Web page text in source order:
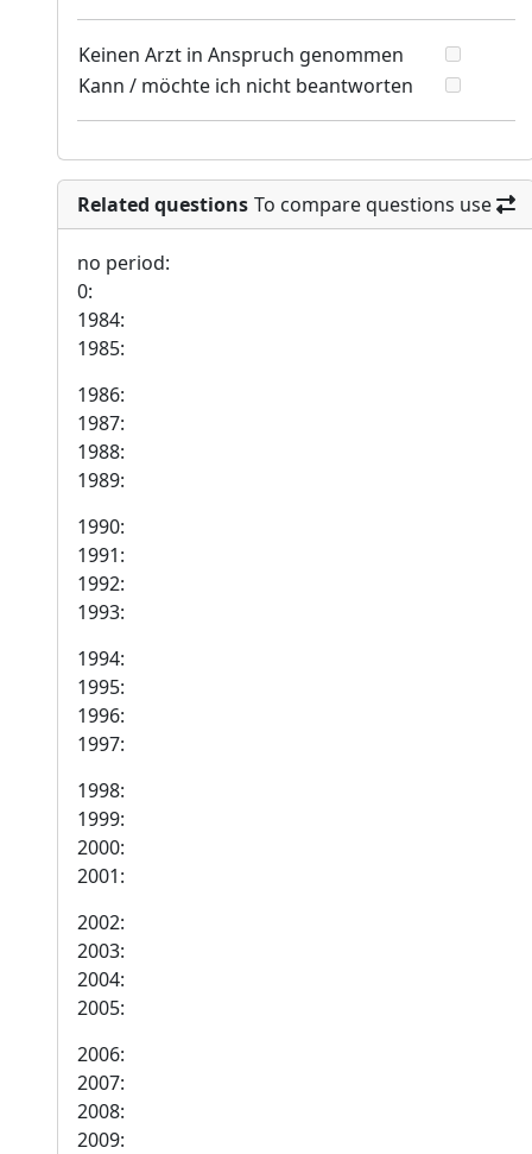
Keinen Arzt in Anspruch genommen
Kann / möchte ich nicht beantworten
Related questions To compare questions use
no period:
0:
1984:
1985:
1986:
1987:
1988:
1989:
1990:
1991:
1992:
1993:
1994:
1995:
1996:
1997:
1998:
1999:
2000:
2001:
2002:
2003:
2004:
2005:
2006:
2007:
2008:
2009: